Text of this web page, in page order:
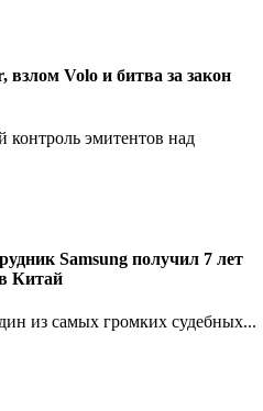
взлом Volo и битва за закон
эмитентов над
Samsung получил 7 лет
Китай
из самых громких судебных...